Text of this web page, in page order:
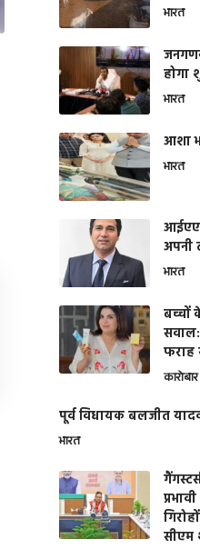
भारत
होगा
भारत
आशा
भारत
अपनी
भारत
बच्चों
फराह
कारोबार
पूर्व विधायक बलजीत
भारत
सीएम